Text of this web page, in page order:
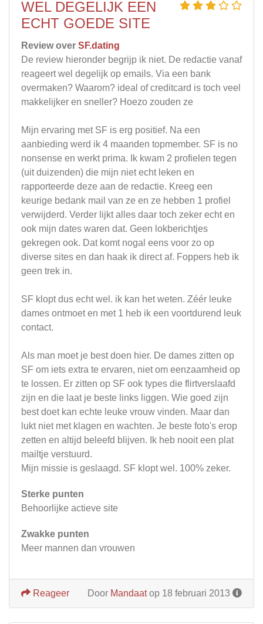
WEL DEGELIJK EEN
ECHT GOEDE SITE
Review over SF.dating
De review hieronder begrijp ik niet. De redactie vanaf
reageert wel degelijk op emails. Via een bank
overmaken? Waarom? ideal of creditcard is toch veel
makkelijker en sneller? Hoezo zouden ze
Mijn ervaring met SF is erg positief. Na een
aanbieding werd ik 4 maanden topmember. SF is no
nonsense en werkt prima. Ik kwam 2 profielen tegen
(uit duizenden) die mijn niet echt leken en
rapporteerde deze aan de redactie. Kreeg een
keurige bedank mail van ze en ze hebben 1 profiel
verwijderd. Verder lijkt alles daar toch zeker echt en
ook mijn dates waren dat. Geen lokberichtjes
gekregen ook. Dat komt nogal eens voor zo op
diverse sites en dan haak ik direct af. Foppers heb ik
geen trek in.
SF klopt dus echt wel. ik kan het weten. Zéér leuke
dames ontmoet en met 1 heb ik een voortdurend leuk
contact.
Als man moet je best doen hier. De dames zitten op
SF om iets extra te ervaren, niet om eenzaamheid op
te lossen. Er zitten op SF ook types die flirtverslaafd
zijn en die laat je beste links liggen. Wie goed zijn
best doet kan echte leuke vrouw vinden. Maar dan
lukt niet met klagen en wachten. Je beste foto's erop
zetten en altijd beleefd blijven. Ik heb nooit een plat
mailtje verstuurd.
Mijn missie is geslaagd. SF klopt wel. 100% zeker.
Sterke punten
Behoorlijke actieve site
Zwakke punten
Meer mannen dan vrouwen
Door Mandaatop 18 februari 2013
Reageer